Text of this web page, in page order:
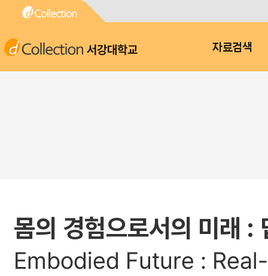
서강대학교 자료검색
몸의 경험으로서의 미래 :
Embodied Future :